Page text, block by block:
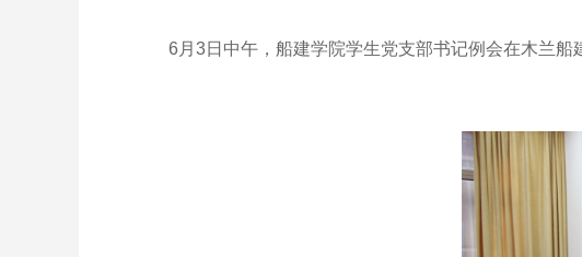
6月3日中午，船建学院学生党支部书记例会在木兰船